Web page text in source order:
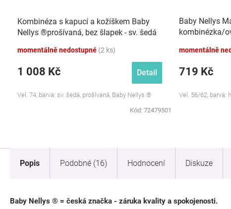
Kombinéza s kapucí a kožíškem Baby
Nellys ®prošívaná, bez šlapek - sv. šedá
momentálně nedostupné (2 ks)
1 008 Kč Detail
Vel. 74, barva: sv. šedá, prošívaná, Baby Nellys ®
Kód: 72479501
Baby Nellys
kombinézka/
momentálně
719 Kč
Vel. 56/62, barva:
Popis Podobné (16) Hodnocení Diskuze
Baby Nellys ® = česká značka - záruka kvality a spokojenosti.